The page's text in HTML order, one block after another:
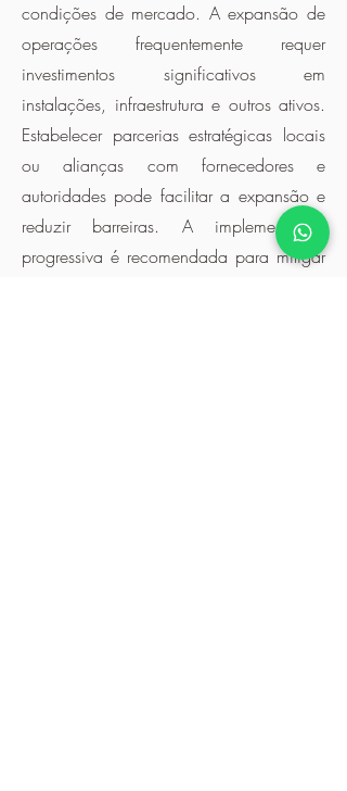
condições de mercado. A expansão de
operações frequentemente requer
investimentos significativos em
instalações, infraestrutura e outros ativos.
Estabelecer parcerias estratégicas locais
ou alianças com fornecedores e
autoridades pode facilitar a expansão e
reduzir barreiras. A implementação
progressiva é recomendada para mitigar